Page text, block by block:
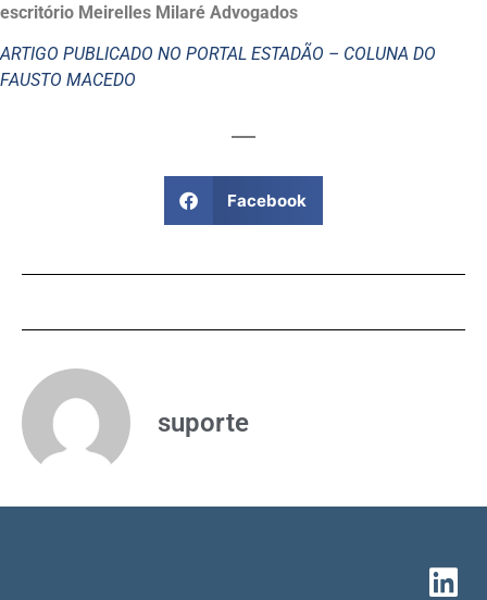
escritório Meirelles Milaré Advogados
ARTIGO PUBLICADO NO PORTAL ESTADÃO – COLUNA DO
FAUSTO MACEDO
Facebook
suporte